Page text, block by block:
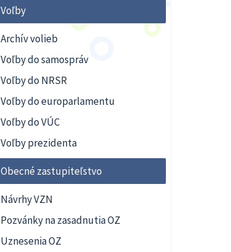
Voľby
Archív volieb
Voľby do samospráv
Voľby do NRSR
Voľby do europarlamentu
Voľby do VÚC
Voľby prezidenta
Obecné zastupiteľstvo
Návrhy VZN
Pozvánky na zasadnutia OZ
Uznesenia OZ